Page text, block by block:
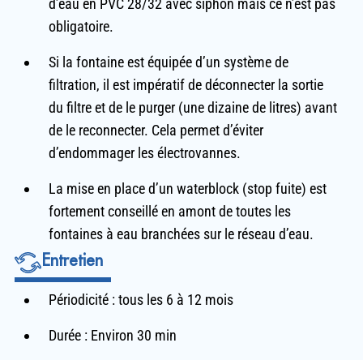
d’eau en PVC 28/32 avec siphon mais ce n’est pas
obligatoire.
Si la fontaine est équipée d’un système de
filtration, il est impératif de déconnecter la sortie
du filtre et de le purger (une dizaine de litres) avant
de le reconnecter. Cela permet d’éviter
d’endommager les électrovannes.
La mise en place d’un waterblock (stop fuite) est
fortement conseillé en amont de toutes les
fontaines à eau branchées sur le réseau d’eau.
Entretien
Périodicité :tous les 6 à 12 mois
Durée : Environ 30 min